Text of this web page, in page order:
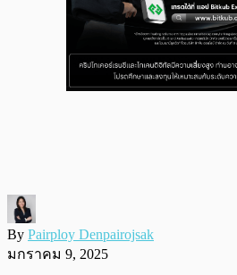
By Pairploy Denpairojsak
มกราคม 9, 2025